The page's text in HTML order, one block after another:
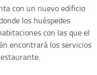
con un nuevo edificio
los huéspedes
con las que el
encontrará los servicios